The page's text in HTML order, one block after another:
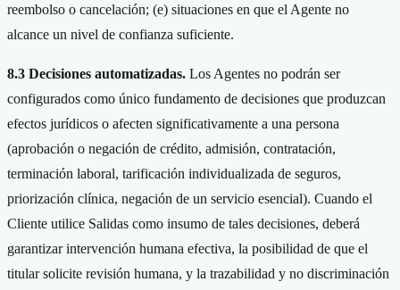
reembolso o cancelación; (e) situaciones en que el Agente no
alcance un nivel de confianza suficiente.
8.3 Decisiones automatizadas. Los Agentes no podrán ser
configurados como único fundamento de decisiones que produzcan
efectos jurídicos o afecten significativamente a una persona
(aprobación o negación de crédito, admisión, contratación,
terminación laboral, tarificación individualizada de seguros,
priorización clínica, negación de un servicio esencial). Cuando el
Cliente utilice Salidas como insumo de tales decisiones, deberá
garantizar intervención humana efectiva, la posibilidad de que el
titular solicite revisión humana, y la trazabilidad y no discriminación